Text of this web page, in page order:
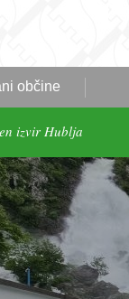
občine
izvir Hublja